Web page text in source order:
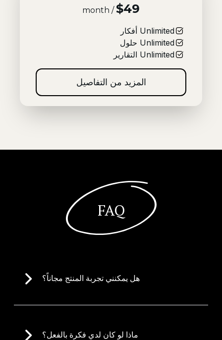
$49
/ month
Unlimited أفكار
Unlimited حلول
Unlimited التقارير
المزيد من التفاصيل
FAQ
هل يمكنني تجربة المنتج مجاناً؟
ماذا لو كان لدي فكرة بالفعل؟